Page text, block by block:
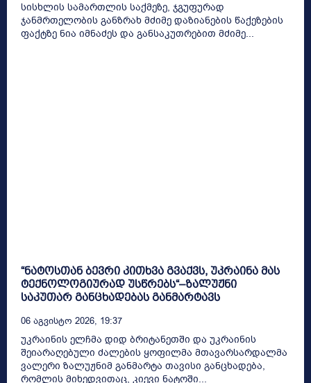
სისხლის სამართლის საქმეზე, ჯგუფურად
ჯანმრთელობის განზრახ მძიმე დაზიანების წაქეზების
ფაქტზე ნია იმნაძეს და განსაკუთრებით მძიმე...
“ნატოსთან ბევრი კითხვა გვაქვს, უკრაინა მას
ტექნოლოგიურად უსწრებს“–ზალუჟნი
საკუთარ განცხადებას განმარტავს
06 Აგვისტო 2026, 19:37
უკრაინის ელჩმა დიდ ბრიტანეთში და უკრაინის
შეიარაღებული ძალების ყოფილმა მთავარსარდალმა
ვალერი ზალუჟნიმ განმარტა თავისი განცხადება,
რომლის მიხედვითაც, კიევი ნატოში...